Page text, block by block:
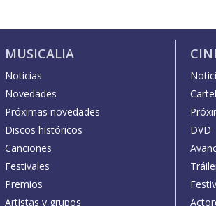
MUSICALIA
Noticias
Novedades
Próximas novedades
Discos históricos
Canciones
Festivales
Premios
Artistas y grupos
DVD